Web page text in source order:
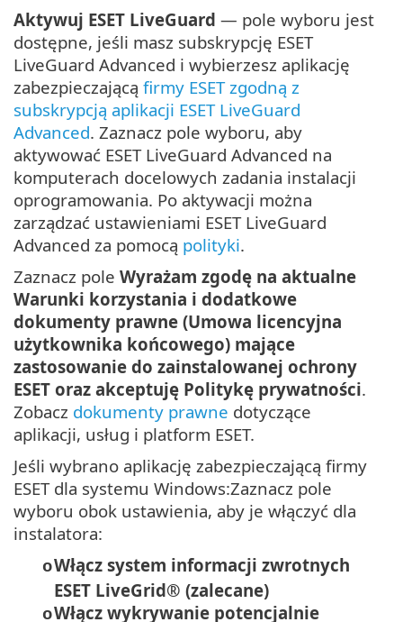
Aktywuj ESET LiveGuard — pole wyboru jest
dostępne, jeśli masz subskrypcję ESET
LiveGuard Advanced i wybierzesz aplikację
zabezpieczającą firmy ESET zgodną z
subskrypcją aplikacji ESET LiveGuard
Advanced. Zaznacz pole wyboru, aby
aktywować ESET LiveGuard Advanced na
komputerach docelowych zadania instalacji
oprogramowania. Po aktywacji można
zarządzać ustawieniami ESET LiveGuard
Advanced za pomocą polityki.
Zaznacz pole Wyrażam zgodę na aktualne
Warunki korzystania i dodatkowe
dokumenty prawne (Umowa licencyjna
użytkownika końcowego) mające
zastosowanie do zainstalowanej ochrony
ESET oraz akceptuję Politykę prywatności.
Zobacz dokumenty prawne dotyczące
aplikacji, usług i platform ESET.
Jeśli wybrano aplikację zabezpieczającą firmy
ESET dla systemu Windows:Zaznacz pole
wyboru obok ustawienia, aby je włączyć dla
instalatora:
oWłącz system informacji zwrotnych
ESET LiveGrid® (zalecane)
oWłącz wykrywanie potencjalnie